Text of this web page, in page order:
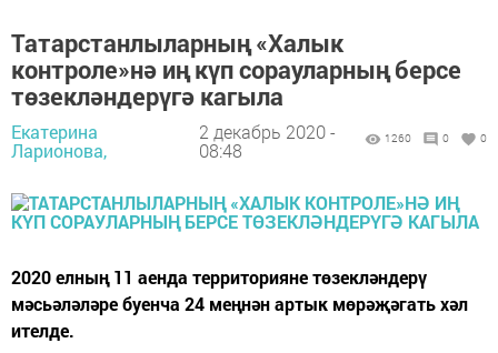
Татарстанлыларның «Халык
контроле»нә иң күп сорауларның берсе
төзекләндерүгә кагыла
Екатерина
Ларионова,
2 декабрь 2020 -
08:48
1260 0 0
2020 елның 11 аенда территорияне төзекләндерү
мәсьәләләре буенча 24 меңнән артык мөрәҗәгать хәл
ителде.